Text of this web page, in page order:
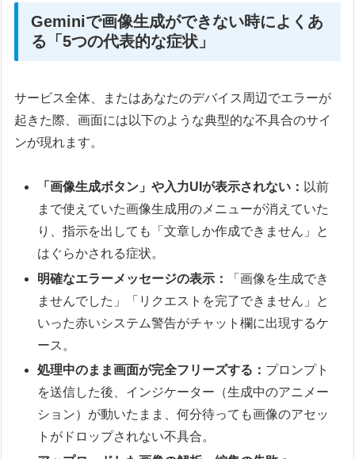
Geminiで画像生成ができない時によくあ
る「5つの代表的な症状」
サービス全体、またはあなたのデバイス周辺でエラーが
起きた際、画面には以下のような典型的な不具合のサイ
ンが現れます。
「画像生成ボタン」や入力UIが表示されない： 以前
まで使えていた画像生成用のメニューが消えていた
り、指示を出しても「文章しか作成できません」と
はぐらかされる症状。
明確なエラーメッセージの表示：
「画像を生成でき
ませんでした」「リクエストを完了できません」と
いった赤いシステム警告がチャット欄に出現するケ
ース。
処理中のまま画面が完全フリーズする： プロンプト
を送信した後、インジケーター（生成中のアニメー
ション）が動いたまま、何分待っても画像のアセッ
トがドロップされない不具合。